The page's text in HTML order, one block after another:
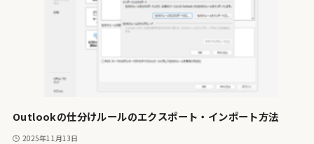
Outlookの仕分けルールのエクスポート・インポート方法
2025年11月13日